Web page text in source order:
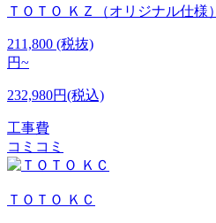
ＴＯＴＯ ＫＺ（オリジナル仕様）
211,800 (税抜)
円~
232,980円(税込)
工事費
コミコミ
ＴＯＴＯ ＫＣ